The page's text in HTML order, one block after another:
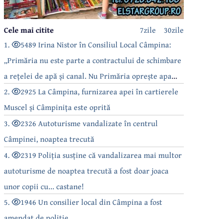
30zile
7zile
Cele mai citite
1.
5489 Irina Nistor în Consiliul Local Câmpina:
„Primăria nu este parte a contractului de schimbare
a rețelei de apă și canal. Nu Primăria oprește apa
câmpinenilor!”
2.
2925 La Câmpina, furnizarea apei în cartierele
Muscel și Câmpinița este oprită
3.
2326 Autoturisme vandalizate în centrul
Câmpinei, noaptea trecută
4.
2319 Poliția susține că vandalizarea mai multor
autoturisme de noaptea trecută a fost doar joaca
unor copii cu... castane!
5.
1946 Un consilier local din Câmpina a fost